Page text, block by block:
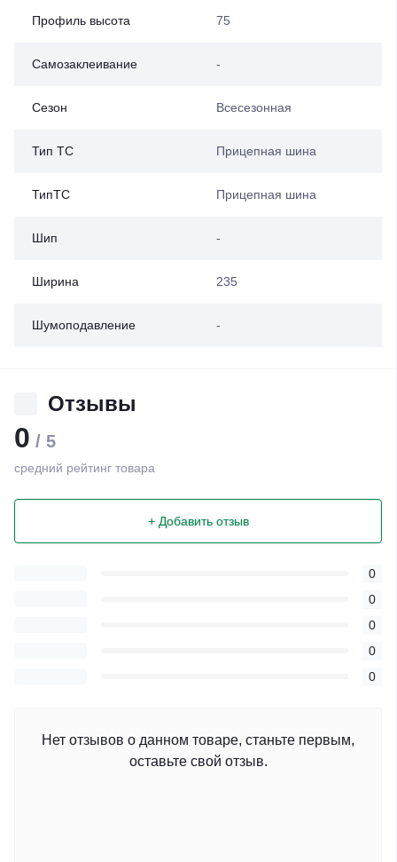
Профиль высота 75
Самозаклеивание -
Сезон Всесезонная
Тип ТС Прицепная шина
ТипТС Прицепная шина
Шип -
Ширина 235
Шумоподавление -
Отзывы
0 / 5
средний рейтинг товара
+ Добавить отзыв
0
0
0
0
0
Нет отзывов о данном товаре, станьте первым,
оставьте свой отзыв.